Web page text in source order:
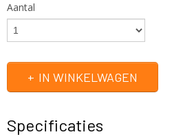
Aantal
IN WINKELWAGEN
Specificaties